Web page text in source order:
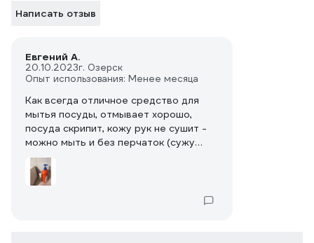
Написать отзыв
Евгений А.
20.10.2023г. Озерск
Опыт использования: Менее месяца
Как всегда отличное средство для
мытья посуды, отмывает хорошо,
посуда скрипит, кожу рук не сушит -
можно мыть и без перчаток (сужу
исключительно по себе). На фото я
уже заменил крышку на дозатор от
закончившегося АОС